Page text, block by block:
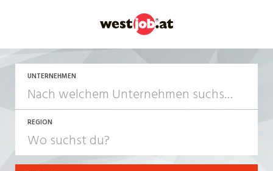
UNTERNEHMEN
REGION